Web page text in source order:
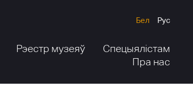
Бел Рус
Рэестр музеяў
Спецыялістам
Пра нас